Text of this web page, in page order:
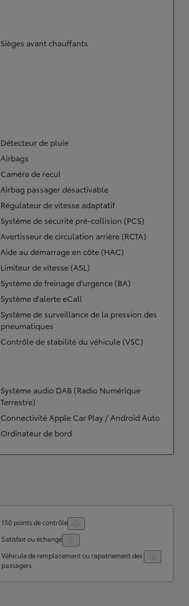
Sièges avant chauffants
Détecteur de pluie
Airbags
Caméra de recul
Airbag passager désactivable
Régulateur de vitesse adaptatif
Système de sécurité pré-collision (PCS)
Avertisseur de circulation arrière (RCTA)
Aide au démarrage en côte (HAC)
Limiteur de vitesse (ASL)
Système de freinage d'urgence (BA)
Système d'alerte eCall
Système de surveillance de la pression des
pneumatiques
Contrôle de stabilité du véhicule (VSC)
Système audio DAB (Radio Numérique
Terrestre)
Connectivité Apple Car Play / Android Auto
Ordinateur de bord
150 points de contrôle
Satisfait ou échangé
Véhicule de remplacement ou rapatriement des
passagers